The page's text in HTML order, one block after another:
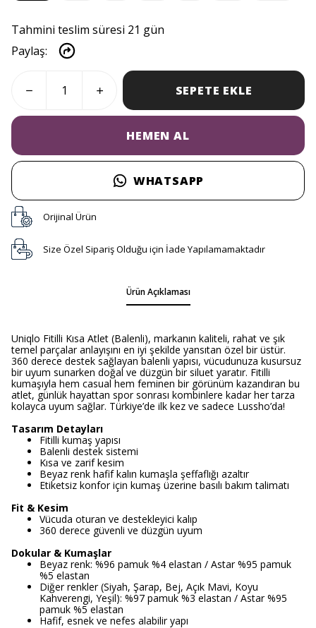
Tahmini teslim süresi 21 gün
Paylaş:
SEPETE EKLE
HEMEN AL
WHATSAPP
Orijinal Ürün
Size Özel Sipariş Olduğu için İade Yapılamamaktadır
Ürün Açıklaması
Uniqlo Fitilli Kısa Atlet (Balenli), markanın kaliteli, rahat ve şık
temel parçalar anlayışını en iyi şekilde yansıtan özel bir üstür.
360 derece destek sağlayan balenli yapısı, vücudunuza kusursuz
bir uyum sunarken doğal ve düzgün bir siluet yaratır. Fitilli
kumaşıyla hem casual hem feminen bir görünüm kazandıran bu
atlet, günlük hayattan spor sonrası kombinlere kadar her tarza
kolayca uyum sağlar. Türkiye’de ilk kez ve sadece Lussho’da!
Tasarım Detayları
Fitilli kumaş yapısı
Balenli destek sistemi
Kısa ve zarif kesim
Beyaz renk hafif kalın kumaşla şeffaflığı azaltır
Etiketsiz konfor için kumaş üzerine basılı bakım talimatı
Fit & Kesim
Vücuda oturan ve destekleyici kalıp
360 derece güvenli ve düzgün uyum
Dokular & Kumaşlar
Beyaz renk: %96 pamuk %4 elastan / Astar %95 pamuk
%5 elastan
Diğer renkler (Siyah, Şarap, Bej, Açık Mavi, Koyu
Kahverengi, Yeşil): %97 pamuk %3 elastan / Astar %95
pamuk %5 elastan
Hafif, esnek ve nefes alabilir yapı